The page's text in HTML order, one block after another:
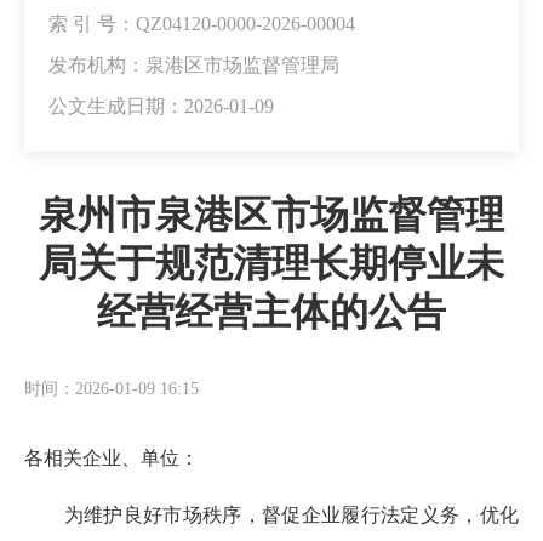
索 引 号：QZ04120-0000-2026-00004
发布机构：泉港区市场监督管理局
公文生成日期：2026-01-09
泉州市泉港区市场监督管理
局关于规范清理长期停业未
经营经营主体的公告
时间：2026-01-09 16:15
各相关企业、单位：
为维护良好市场秩序，督促企业履行法定义务，优化